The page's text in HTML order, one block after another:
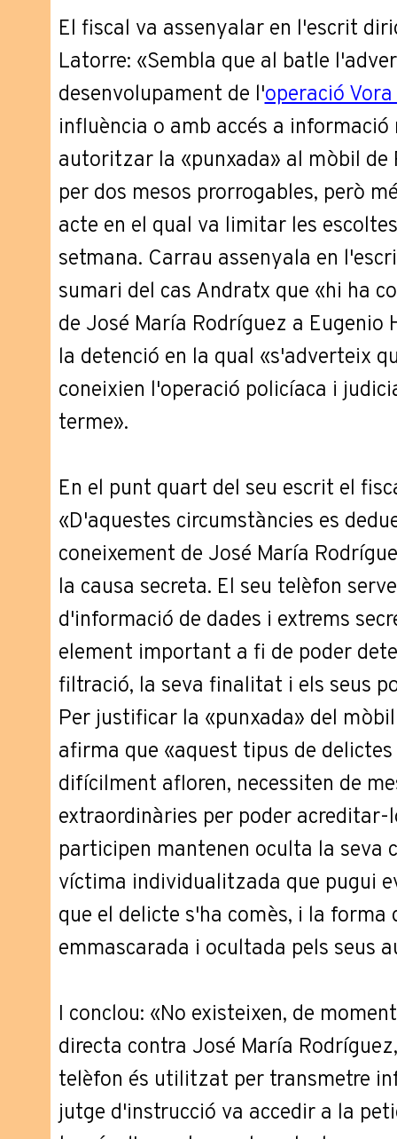
El fiscal va assenyalar en l'escrit
Latorre: «Sembla que al batle
desenvolupament de l'operació
influència o amb accés a informació
autoritzar la «punxada» al mòbil de
per dos mesos prorrogables, però
acte en el qual va limitar les
setmana. Carrau assenyala en
sumari del cas Andratx que «hi ha
de José María Rodríguez a Eugenio
la detenció en la qual «s'adverteix
coneixien l'operació policíaca i
terme».
En el punt quart del seu escrit el
«D'aquestes circumstàncies es
coneixement de José María
la causa secreta. El seu telèfon
d'informació de dades i extrems
element important a fi de poder
filtració, la seva finalitat i els seus
Per justificar la «punxada» del
afirma que «aquest tipus de
difícilment afloren, necessiten de
extraordinàries per poder acreditar-
participen mantenen oculta la seva
víctima individualitzada que pugui
que el delicte s'ha comès, i la forma
emmascarada i ocultada pels seus
I conclou: «No existeixen, de
directa contra José María
telèfon és utilitzat per transmetre
jutge d'instrucció va accedir a la